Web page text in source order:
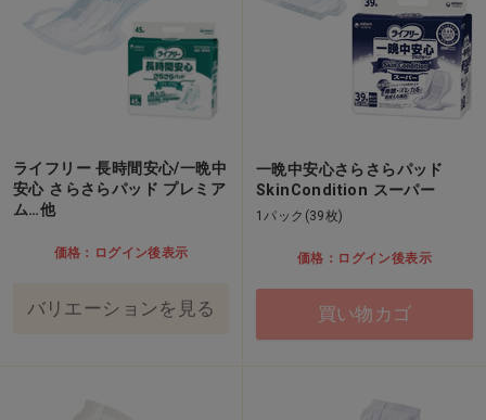
ライフリー 長時間安心/一晩中
安心 さらさらパッド プレミア
ム…他
価格：ログイン後表示
バリエーションを見る
一晩中安心さらさらパッド
SkinCondition スーパー
1パック(39枚)
価格：ログイン後表示
買い物カゴ